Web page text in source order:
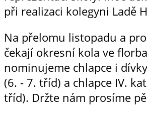
při realizaci kolegyni Ladě
Na přelomu listopadu a
čekají okresní kola ve
nominujeme chlapce i
(6. - 7. tříd) a chlapce IV.
tříd). Držte nám